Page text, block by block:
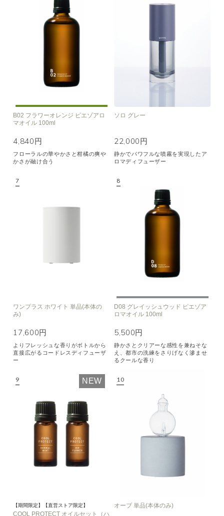
B02 フラワーオレンジ ピエゾアロ
マオイル 100ml
4,840円
フローラルの華やかさと柑橘の爽や
かさが融け合う
ソロ グレー
22,000円
静かでパワフルな噴霧を実現したア
ロマディフューザー
ワンプラス ホワイト 単品(本体の
み)
17,600円
よりフレッシュな香りがボトルから
直接広がるコードレスディフューザ
ー
D08 グレイッシュウッド ピエゾア
ロマオイル 100ml
5,500円
静かさとクリアーな感性を兼ねそな
え、都市の洗練をさりげなく滲ませ
るクールな香り
NEW
【期間限定】【直営ストア限定】
COOL PROTECT オイルセット（ハ
オーブ 単品(本体のみ)